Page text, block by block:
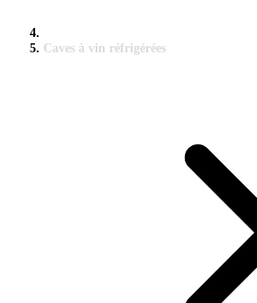
Caves à vin réfrigérées